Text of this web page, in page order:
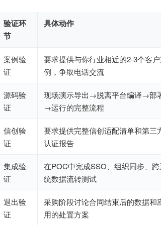
验证环
节
具体动作
案例验
证
要求提供与你行业相近的2-3个客
例，争取电话交流
源码验
证
现场演示导出→脱离平台编译→部
→运行的完整流程
信创验
证
要求提供完整信创适配清单和第三
认证报告
集成验
证
在POC中完成SSO、组织同步、跨
统数据流转测试
退出验
证
采购阶段讨论合同结束后的数据和
用的处置方案